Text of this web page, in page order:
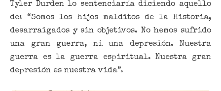
Tyler Durden lo sentenciaría diciendo aquello
de: “Somos los hijos malditos de la Historia,
desarraigados y sin objetivos. No hemos sufrido
una gran guerra, ni una depresión. Nuestra
guerra es la guerra espiritual. Nuestra gran
depresión es nuestra vida”.